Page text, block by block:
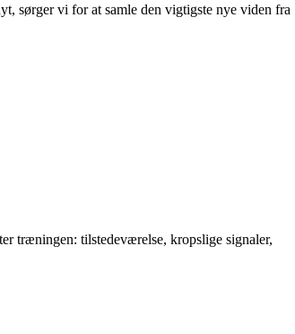
sørger vi for at samle den vigtigste nye viden fra
træningen: tilstedeværelse, kropslige signaler,